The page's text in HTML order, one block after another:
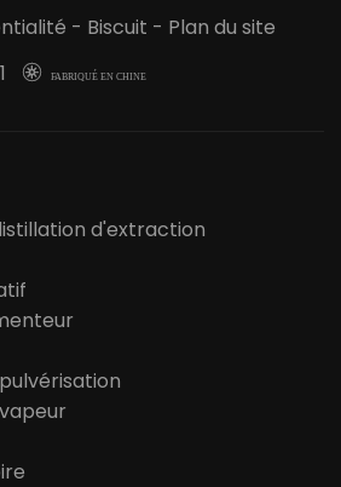
- Biscuit - Plan du site
 FABRIQUÉ EN CHINE
d'extraction